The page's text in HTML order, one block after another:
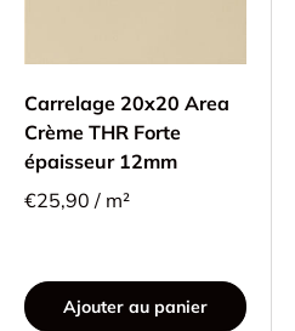
Carrelage 20x20 Area
Crème THR Forte
épaisseur 12mm
€25,90 / m²
Ajouter au panier